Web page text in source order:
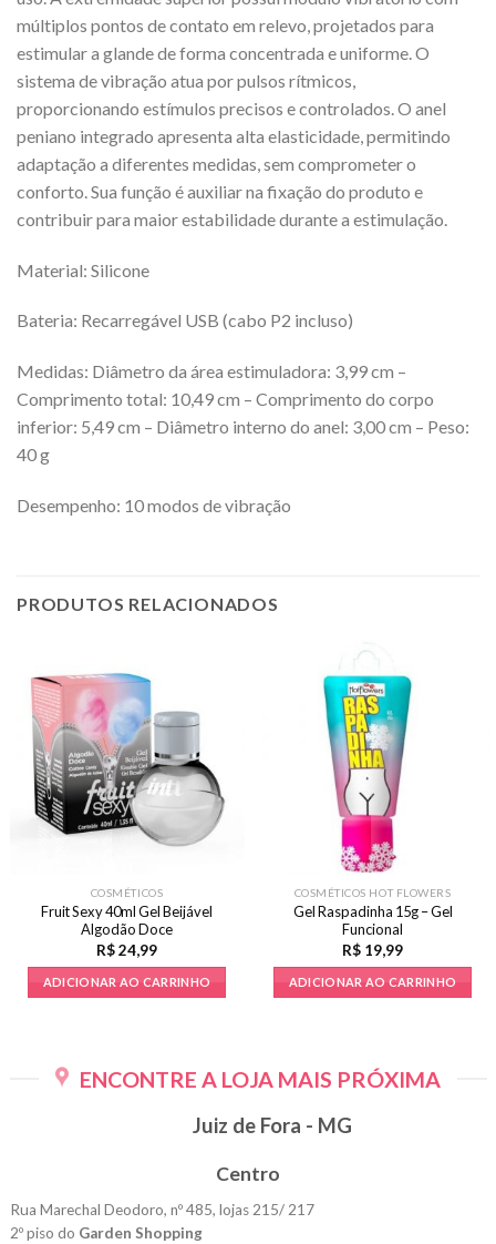
múltiplos pontos de contato em relevo, projetados para
estimular a glande de forma concentrada e uniforme. O
sistema de vibração atua por pulsos rítmicos,
proporcionando estímulos precisos e controlados. O anel
peniano integrado apresenta alta elasticidade, permitindo
adaptação a diferentes medidas, sem comprometer o
conforto. Sua função é auxiliar na fixação do produto e
contribuir para maior estabilidade durante a estimulação.
Material: Silicone
Bateria: Recarregável USB (cabo P2 incluso)
Medidas: Diâmetro da área estimuladora: 3,99 cm –
Comprimento total: 10,49 cm – Comprimento do corpo
inferior: 5,49 cm – Diâmetro interno do anel: 3,00 cm – Peso:
40 g
Desempenho: 10 modos de vibração
PRODUTOS RELACIONADOS
COSMÉTICOS
Fruit Sexy 40ml Gel Beijável
Algodão Doce
R$24,99
ADICIONAR AO CARRINHO
COSMÉTICOS HOT FLOWERS
Gel Raspadinha 15g – Gel
Funcional
R$ 19,99
ADICIONAR AO CARRINHO
ENCONTRE A LOJA MAIS PRÓXIMA
Juiz de Fora - MG
Centro
Rua Marechal Deodoro, nº 485, lojas 215/ 217
2º piso do Garden Shopping